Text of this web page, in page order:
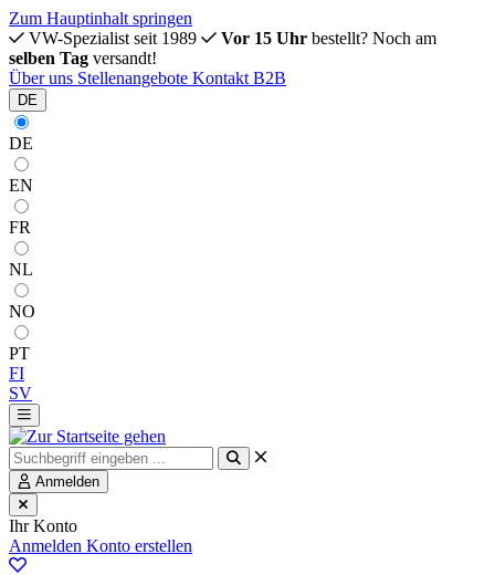
Zum Hauptinhalt springen
VW-Spezialist seit 1989
Vor 15 Uhr bestellt? Noch am
selben Tag versandt!
Über uns Stellenangebote Kontakt B2B
DE
DE
EN
FR
NL
NO
PT
FI
SV
Anmelden
Ihr Konto
Anmelden Konto erstellen